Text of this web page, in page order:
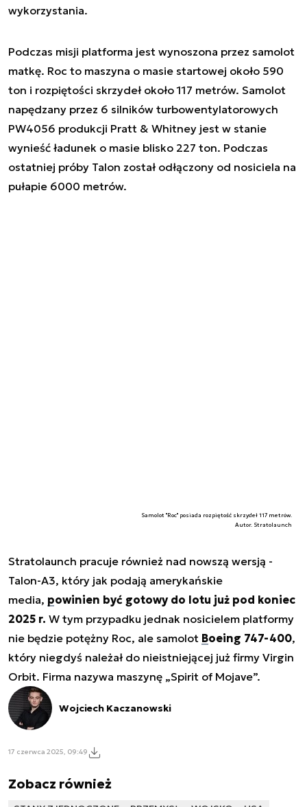
wykorzystania.
Podczas misji platforma jest wynoszona przez samolot
matkę. Roc to maszyna o masie startowej około 590
ton i rozpiętości skrzydeł około 117 metrów. Samolot
napędzany przez 6 silników turbowentylatorowych
PW4056 produkcji Pratt & Whitney jest w stanie
wynieść ładunek o masie blisko 227 ton. Podczas
ostatniej próby Talon został odłączony od nosiciela na
pułapie 6000 metrów.
Samolot "Roc" posiada rozpiętość skrzydeł 117 metrów.
Autor. Stratolaunch
Stratolaunch pracuje również nad nowszą wersją -
Talon-A3, który jak podają amerykańskie
media, powinien być gotowy do lotu już pod koniec
2025 r. W tym przypadku jednak nosicielem platformy
nie będzie potężny Roc, ale samolot Boeing 747-400,
który niegdyś należał do nieistniejącej już firmy Virgin
Orbit. Firma nazywa maszynę „Spirit of Mojave”.
Wojciech Kaczanowski
17 czerwca 2025, 09:49
Zobacz również